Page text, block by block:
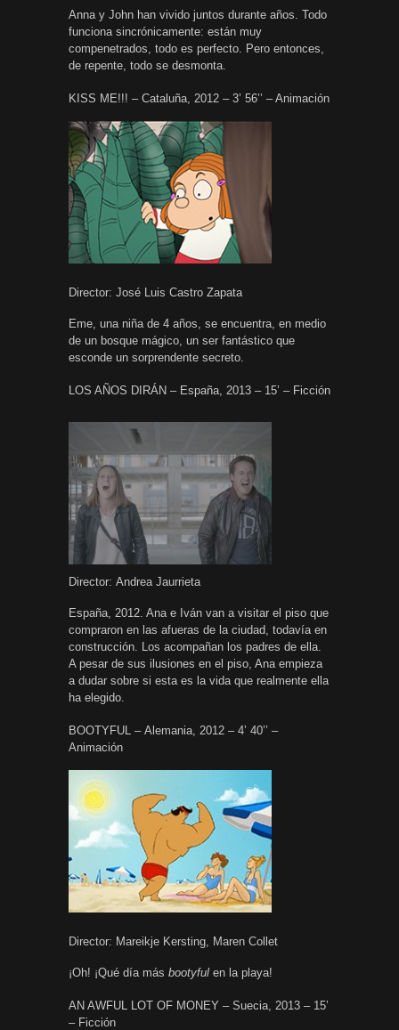
Anna y John han vivido juntos durante años. Todo
funciona sincrónicamente: están muy
compenetrados, todo es perfecto. Pero entonces,
de repente, todo se desmonta.
KISS ME!!! – Cataluña, 2012 – 3’ 56’’ – Animación
Director: José Luis Castro Zapata
Eme, una niña de 4 años, se encuentra, en medio
de un bosque mágico, un ser fantástico que
esconde un sorprendente secreto.
LOS AÑOS DIRÁN – España, 2013 – 15’ – Ficción
Director: Andrea Jaurrieta
España, 2012. Ana e Iván van a visitar el piso que
compraron en las afueras de la ciudad, todavía en
construcción. Los acompañan los padres de ella.
A pesar de sus ilusiones en el piso, Ana empieza
a dudar sobre si esta es la vida que realmente ella
ha elegido.
BOOTYFUL – Alemania, 2012 – 4’ 40’’ –
Animación
Director: Mareikje Kersting, Maren Collet
¡Oh! ¡Qué día más bootyful en la playa!
AN AWFUL LOT OF MONEY – Suecia, 2013 – 15’
– Ficción